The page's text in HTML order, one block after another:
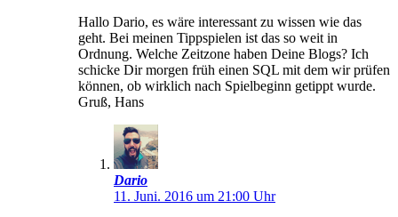
Hallo Dario, es wäre interessant zu wissen wie das
geht. Bei meinen Tippspielen ist das so weit in
Ordnung. Welche Zeitzone haben Deine Blogs? Ich
schicke Dir morgen früh einen SQL mit dem wir prüfen
können, ob wirklich nach Spielbeginn getippt wurde.
Gruß, Hans
Dario
11. Juni. 2016 um 21:00 Uhr